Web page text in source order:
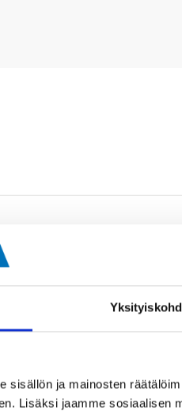
sisällön ja mainosten
Lisäksi jaamme sosiaalisen
Other customers